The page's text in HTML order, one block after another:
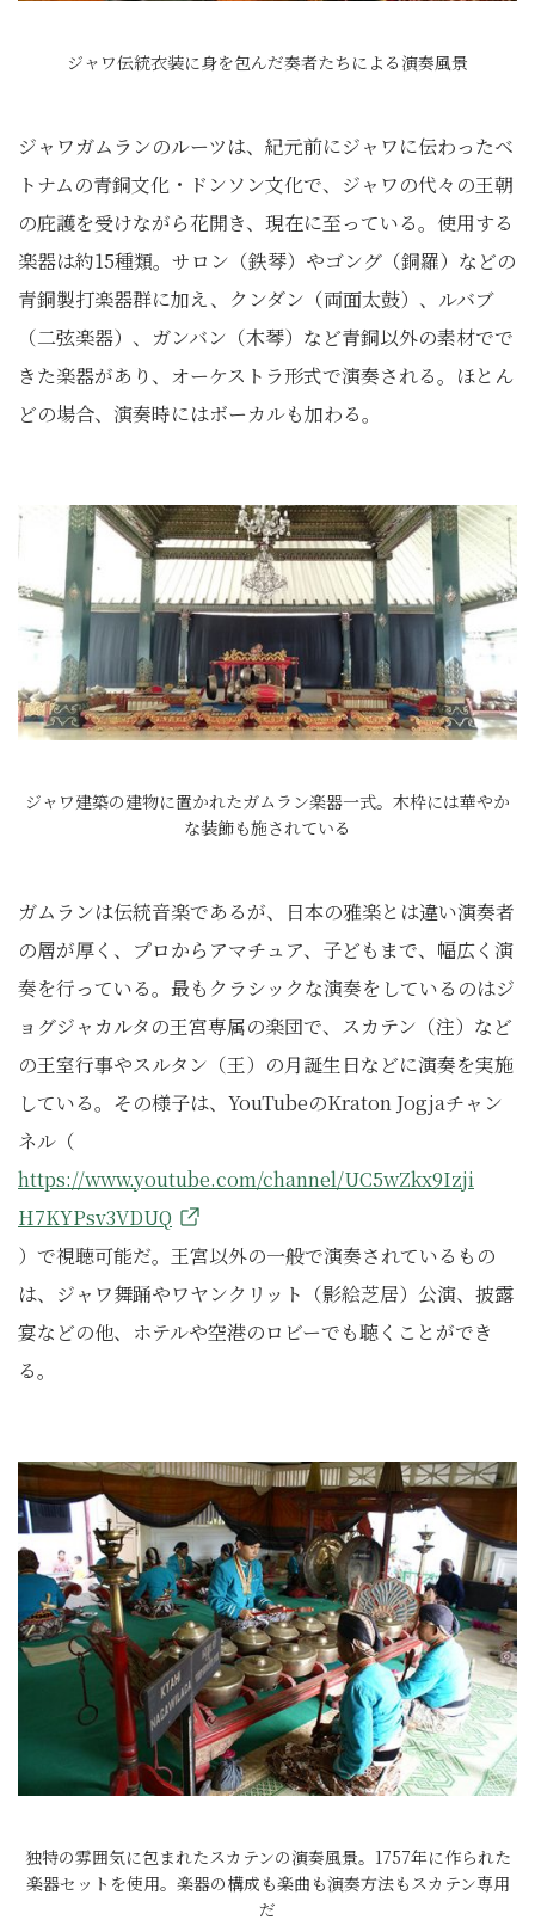
ジャワ伝統衣装に身を包んだ奏者たちによる演奏風景
ジャワガムランのルーツは、紀元前にジャワに伝わったベ
トナムの青銅文化・ドンソン文化で、ジャワの代々の王朝
の庇護を受けながら花開き、現在に至っている。使用する
楽器は約15種類。サロン（鉄琴）やゴング（銅羅）などの
青銅製打楽器群に加え、クンダン（両面太鼓）、ルバブ
（二弦楽器）、ガンバン（木琴）など青銅以外の素材でで
きた楽器があり、オーケストラ形式で演奏される。ほとん
どの場合、演奏時にはボーカルも加わる。
ジャワ建築の建物に置かれたガムラン楽器一式。木枠には華やか
な装飾も施されている
ガムランは伝統音楽であるが、日本の雅楽とは違い演奏者
の層が厚く、プロからアマチュア、子どもまで、幅広く演
奏を行っている。最もクラシックな演奏をしているのはジ
ョグジャカルタの王宮専属の楽団で、スカテン（注）など
の王室行事やスルタン（王）の月誕生日などに演奏を実施
している。その様子は、YouTubeのKraton Jogjaチャン
ネル（
https://www.youtube.com/channel/UC5wZkx9Izji
H7KYPsv3VDUQ
）で視聴可能だ。王宮以外の一般で演奏されているもの
は、ジャワ舞踊やワヤンクリット（影絵芝居）公演、披露
宴などの他、ホテルや空港のロビーでも聴くことができ
る。
独特の雰囲気に包まれたスカテンの演奏風景。1757年に作られた
楽器セットを使用。楽器の構成も楽曲も演奏方法もスカテン専用
だ